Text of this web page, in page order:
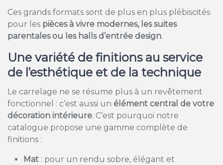
Ces grands formats sont de plus en plus plébiscités
pour les pièces à vivre modernes, les suites
parentales ou les halls d’entrée design.
Une variété de finitions au service
de l’esthétique et de la technique
Le carrelage ne se résume plus à un revêtement
fonctionnel : c’est aussi un élément central de votre
décoration intérieure. C’est pourquoi notre
catalogue propose une gamme complète de
finitions :
Mat : pour un rendu sobre, élégant et